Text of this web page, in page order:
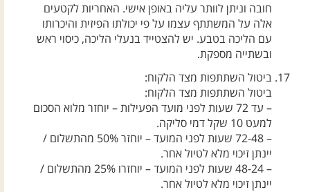
חובה וניתן לוותר עליה באופן אישי. האחריות לקטעים
אלה על המשתתף עצמו על פי יכולתו הפיזית והיכרותו
עם הליכה בטבע. יש להצטייד בנעלי הליכה, כיסוי ראש
ובשתייה מספקת.
ביטול השתתפות מצד הלקוח:
ביטול השתתפות מצד הלקוח:
– עד 72 שעות לפני מועד הפעילות – יוחזר מלוא הסכום
למעט 10 שקל דמי סליקה.
– 72-48 שעות לפני המועד – יוחזר 50% מהתשלום /
יינתן זיכוי מלא לטיול אחר.
– 48-24 שעות לפני המועד – יוחזרו 25% מהתשלום /
יינתן זיכוי מלא לטיול אחר.